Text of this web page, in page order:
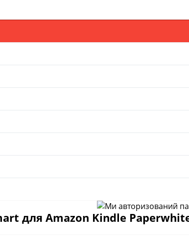
для Amazon Kindle